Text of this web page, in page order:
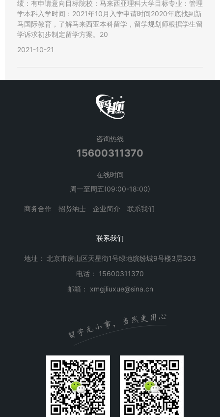
绩：有申请意向目标院校：马来西亚理科大学目标专业：管理
学本科入学时间：2021年10月入学申请时间2020年底找到新
马国际教育，了解马来西亚本科留学，留学规划师根据学生留
学诉求初步制定留学方案。20
2021-10-21
咨询热线
15600311370
在线时间
周一至周五(09:00-18:00)
商务合作 招贤纳士 企业简介 联系我们
联系我们
地址： 北京市房山区天星街1号绿地缤纷城9号楼3层303
电话： 15600311370
邮箱： xmgjliuxue@sina.cn